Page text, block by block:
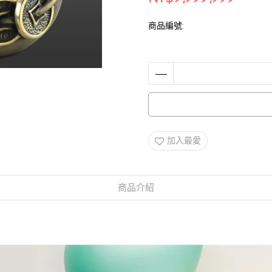
商品編號:
加入最愛
商品介紹